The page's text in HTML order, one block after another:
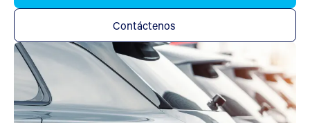
Contáctenos